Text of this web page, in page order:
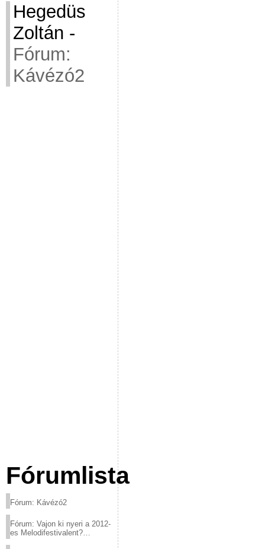
Hegedüs
Zoltán -
Fórum:
Kávézó2
Fórumlista
Fórum: Kávézó2
Fórum: Vajon ki nyeri a 2012-
es Melodifestivalent?